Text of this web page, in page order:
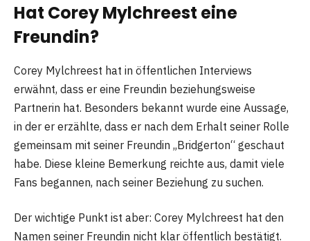
Hat Corey Mylchreest eine
Freundin?
Corey Mylchreest hat in öffentlichen Interviews
erwähnt, dass er eine Freundin beziehungsweise
Partnerin hat. Besonders bekannt wurde eine Aussage,
in der er erzählte, dass er nach dem Erhalt seiner Rolle
gemeinsam mit seiner Freundin „Bridgerton“ geschaut
habe. Diese kleine Bemerkung reichte aus, damit viele
Fans begannen, nach seiner Beziehung zu suchen.
Der wichtige Punkt ist aber: Corey Mylchreest hat den
Namen seiner Freundin nicht klar öffentlich bestätigt.